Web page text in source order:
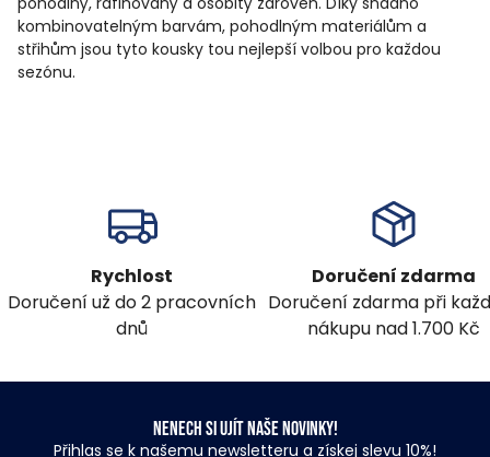
kombinovatelným barvám, pohodlným materiálům a
střihům jsou tyto kousky tou nejlepší volbou pro každou
sezónu.
Rychlost
Doručení už do 2 pracovních
dnů
Doručení zdarma
Doručení zdarma při
nákupu nad 1.700 Kč
Nenech si ujít naše novinky!
Přihlas se k našemu newsletteru a získej slevu 10%!